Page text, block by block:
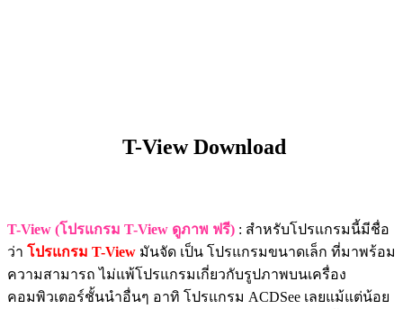
T-View Download
T-View (โปรแกรม T-View ดูภาพ ฟรี) : สำหรับโปรแกรมนี้มีชื่อ
ว่า โปรแกรม T-View มันจัด เป็น โปรแกรมขนาดเล็ก ที่มาพร้อม
ความสามารถ ไม่แพ้โปรแกรมเกี่ยวกับรูปภาพบนเครื่อง
คอมพิวเตอร์ชั้นนำอื่นๆ อาทิ โปรแกรม ACDSee เลยแม้แต่น้อย